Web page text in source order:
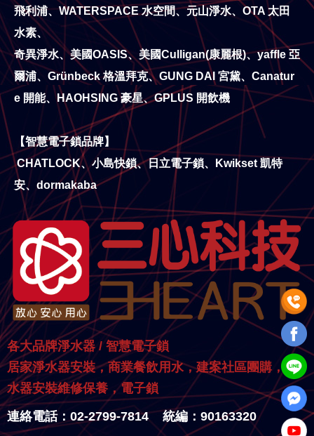
飛利浦、WATERSPACE 水空間、元山淨水、OTA 太田
水素、
奇異淨水、美國OASIS、美國Culligan(康麗根)、yaffle 亞
爾浦、Grünbeck 格溫拜克、GUNG DAI 宮黛、Canatur
e 開能、HAOHSING 豪星、GPLUS 開飲機
【智慧電子鎖品牌】
CHATLOCK、小島快鎖、日立電子鎖、Kwikset 凱特
安、dormakaba
各大品牌淨水器 / 智慧電子鎖
居家淨水器安裝，商業餐飲用水，建案社區團購，淨
水器安裝維修保養，電子鎖
連絡電話：02-2799-7814 統編：90163320